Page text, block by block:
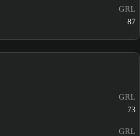
GRL
87
GRL
73
GRL